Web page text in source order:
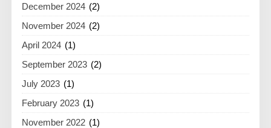
December 2024 (2)
November 2024 (2)
April 2024 (1)
September 2023 (2)
July 2023 (1)
February 2023 (1)
November 2022 (1)